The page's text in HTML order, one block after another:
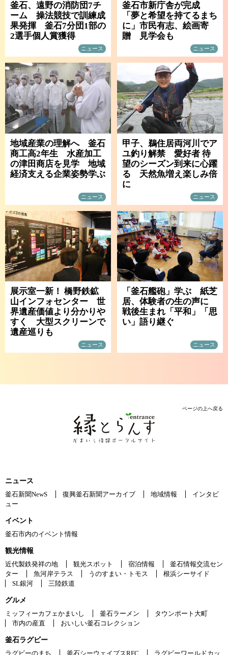
釜石、遠野の消防団7チ
ーム 操法競技で訓練成
果発揮 釜石7分団1部の
2選手個人賞獲得
ニュース
釜石市新庁舎が完成
「夢と希望を持てるまち
に」市民有志、絵画寄
贈 見学会も
ニュース
地域産業の理解へ 釜石
商工高2年生 水産加工
の津田商店を見学 地域
経済支える企業姿勢学ぶ
ニュース
甲子、鵜住居両河川でア
ユ釣り解禁 愛好者 待
望のシーズン到来に心躍
る 天然魚増え楽しみ倍
に
ニュース
展示室一新！ 橋野鉄鉱
山インフォセンター 世
界遺産価値より分かりや
すく 大型スクリーンで
遺産巡りも
ニュース
「釜石艦砲」学ぶ 紙芝
居、体験者の生の声に
戦後生まれ「平和」「思
い」語り継ぐ
ニュース
ページの上へ戻る
ニュース
釜石新聞NewS
復興釜石新聞アーカイブ 地域情報
インタビ
ュー
イベント
釜石市内のイベント情報
観光情報
近代製鉄発祥の地
観光スポット 宿泊情報
釜石情報交流セン
ター
魚河岸テラス うのすまい・トモス
根浜シーサイド
SL銀河
三陸鉄道
グルメ
ミッフィーカフェかまいし
釜石ラーメン
タウンポート大町
市内の産直
おいしい釜石コレクション
釜石ラグビー
ラグビーのまち
釜石シーウェイブスRFC ラグビーワールドカッ